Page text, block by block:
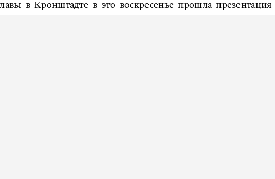
в Кронштадте в это воскресенье прошла презентация